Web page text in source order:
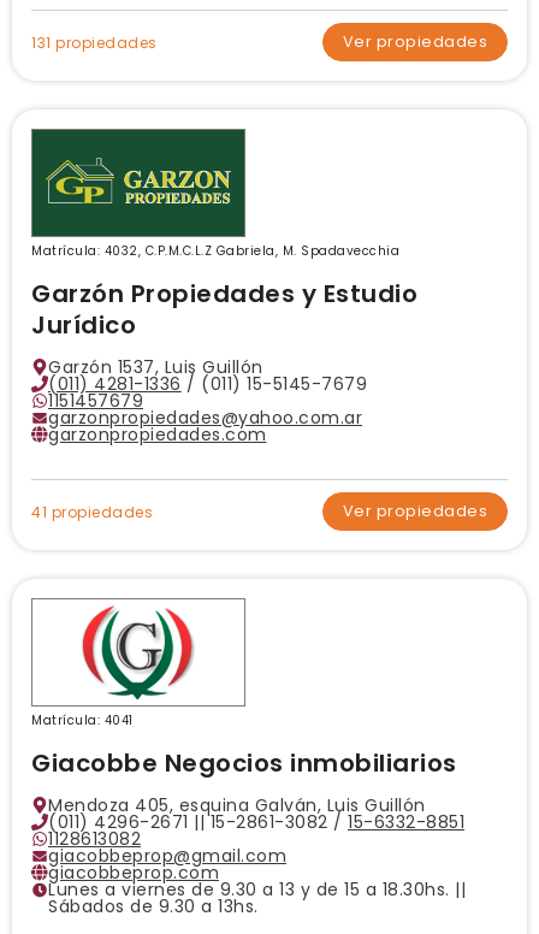
131 propiedades Ver propiedades
Garzón Propiedades y Estudio
Jurídico
Garzón 1537, Luis Guillón
(011) 4281-1336 / (011) 15-5145-7679
1151457679
garzonpropiedades@yahoo.com.ar
garzonpropiedades.com
Matrícula: 4032, C.P.M.C.L.Z Gabriela, M. Spadavecchia
41 propiedades Ver propiedades
Giacobbe Negocios inmobiliarios
Mendoza 405, esquina Galván, Luis Guillón
(011) 4296-2671 || 15-2861-3082 / 15-6332-8851
1128613082
giacobbeprop@gmail.com
giacobbeprop.com
Lunes a viernes de 9.30 a 13 y de 15 a 18.30hs. ||
Sábados de 9.30 a 13hs.
Matrícula: 4041